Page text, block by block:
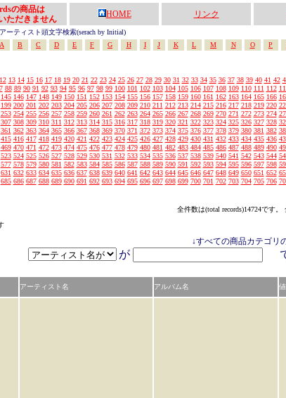
の商品は
ただきません
HOME リンク
アーティスト頭文字検索(serach by Initial)
A
B C D E F G H I J K L M N O P
12 13 14 15 16 17 18 19 20 21 22 23 24 25 26 27 28 29 30 31 32 33 34 35 36 37 38 39 40 41 42
88 89 90 91 92 93 94 95 96 97 98 99 100 101 102 103 104 105 106 107 108 109 110 111 112
145 146 147 148 149 150 151 152 153 154 155 156 157 158 159 160 161 162 163 164 165 166
199 200 201 202 203 204 205 206 207 208 209 210 211 212 213 214 215 216 217 218 219 220
253 254 255 256 257 258 259 260 261 262 263 264 265 266 267 268 269 270 271 272 273 274
307 308 309 310 311 312 313 314 315 316 317 318 319 320 321 322 323 324 325 326 327 328
361 362 363 364 365 366 367 368 369 370 371 372 373 374 375 376 377 378 379 380 381 382
415 416 417 418 419 420 421 422 423 424 425 426 427 428 429 430 431 432 433 434 435 436
469 470 471 472 473 474 475 476 477 478 479 480 481 482 483 484 485 486 487 488 489 490
523 524 525 526 527 528 529 530 531 532 533 534 535 536 537 538 539 540 541 542 543 544
577 578 579 580 581 582 583 584 585 586 587 588 589 590 591 592 593 594 595 596 597 598
631 632 633 634 635 636 637 638 639 640 641 642 643 644 645 646 647 648 649 650 651 652
685 686 687 688 689 690 691 692 693 694 695 696 697 698 699 700 701 702 703 704 705 706
全件数は(total records)14724です。
↓すべての商品カテゴリ
が で
アーティスト名 アルバム名